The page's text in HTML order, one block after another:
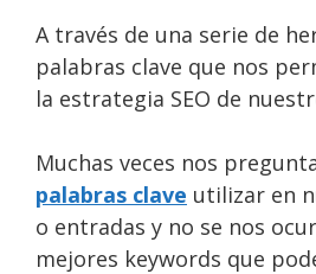
A través de una serie de
palabras clave que nos
la estrategia SEO de
Muchas veces nos
palabras clave utilizar en
o entradas y no se nos
mejores keywords que